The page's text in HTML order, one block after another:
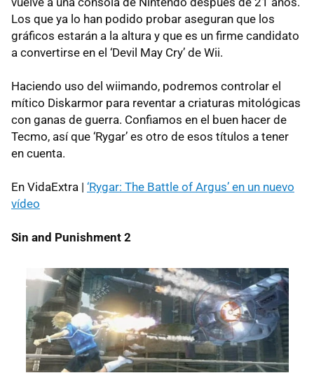
Los que ya lo han podido probar aseguran que los
gráficos estarán a la altura y que es un firme candidato
a convertirse en el ‘Devil May Cry’ de Wii.
Haciendo uso del wiimando, podremos controlar el
mítico Diskarmor para reventar a criaturas mitológicas
con ganas de guerra. Confiamos en el buen hacer de
Tecmo, así que ‘Rygar’ es otro de esos títulos a tener
en cuenta.
En VidaExtra | ‘Rygar: The Battle of Argus’ en un nuevo
vídeo
Sin and Punishment 2